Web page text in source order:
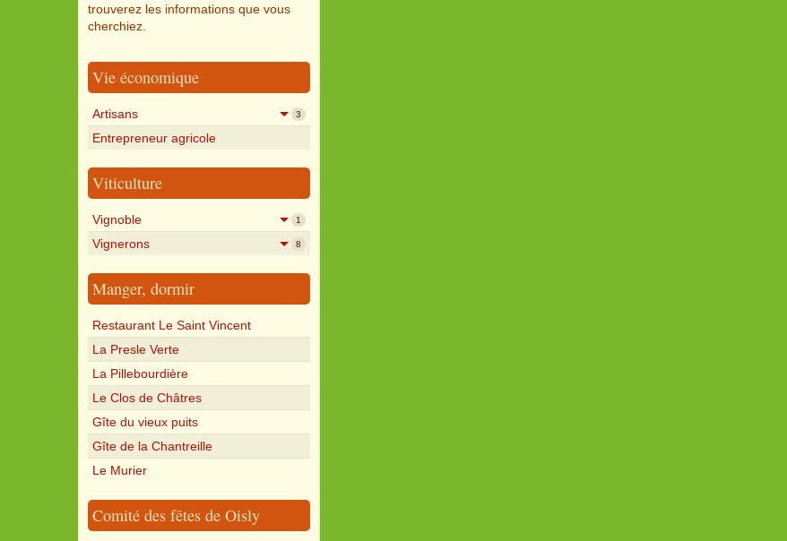
trouverez les informations que vous
cherchiez.
Vie économique
Artisans 3
Entrepreneur agricole
Viticulture
Vignoble 1
Vignerons 8
Manger, dormir
Restaurant Le Saint Vincent
La Presle Verte
La Pillebourdière
Le Clos de Châtres
Gîte du vieux puits
Gîte de la Chantreille
Le Murier
Comité des fêtes de Oisly